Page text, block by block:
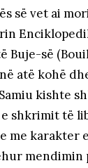
së vet ai
Buje-së
atë kohë
kishte
shkrimit të
me karakter